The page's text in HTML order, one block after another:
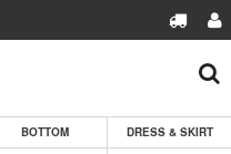
BOTTOM
DRESS & SKIRT